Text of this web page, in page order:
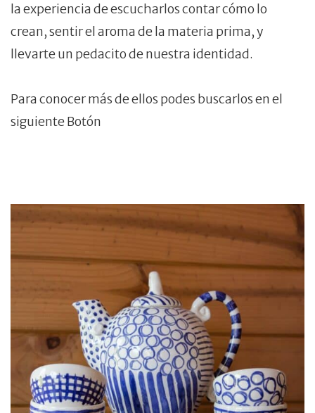
la experiencia de escucharlos contar cómo lo
crean, sentir el aroma de la materia prima, y
llevarte un pedacito de nuestra identidad.
Para conocer más de ellos podes buscarlos en el
siguiente Botón